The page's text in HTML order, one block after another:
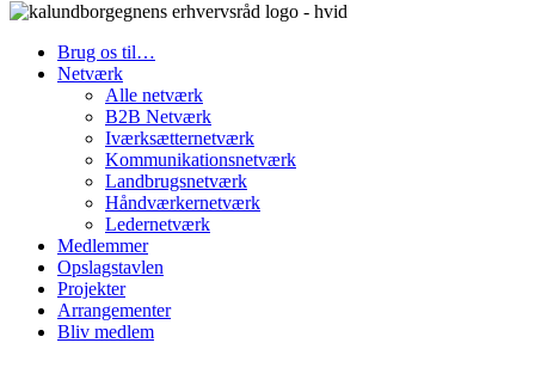
Brug os til…
Netværk
Alle netværk
B2B Netværk
Iværksætternetværk
Kommunikationsnetværk
Landbrugsnetværk
Håndværkernetværk
Ledernetværk
Medlemmer
Opslagstavlen
Projekter
Arrangementer
Bliv medlem